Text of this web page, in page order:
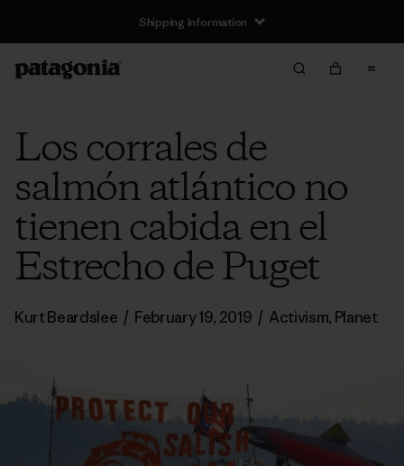
Shipping Information
Los corrales de
salmón atlántico no
tienen cabida en el
Estrecho de Puget
Kurt Beardslee / February 19, 2019 / Activism, Planet